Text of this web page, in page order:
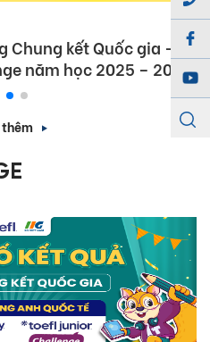
Chung kết Quốc gia –
năm học 2025 – 2026